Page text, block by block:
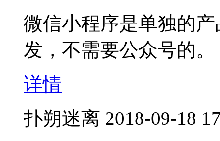
微信小程序是单独的
发，不需要公众号的。
详情
扑朔迷离 2018-09-18